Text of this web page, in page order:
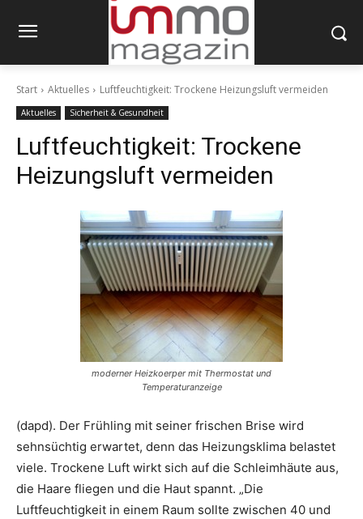
Start Aktuelles Luftfeuchtigkeit: Trockene Heizungsluft vermeiden
Aktuelles Sicherheit & Gesundheit
Luftfeuchtigkeit: Trockene
Heizungsluft vermeiden
moderner Heizkoerper mit Thermostat und
Temperaturanzeige
(dapd). Der Frühling mit seiner frischen Brise wird
sehnsüchtig erwartet, denn das Heizungsklima belastet
viele. Trockene Luft wirkt sich auf die Schleimhäute aus,
die Haare fliegen und die Haut spannt. „Die
Luftfeuchtigkeit in einem Raum sollte zwischen 40 und